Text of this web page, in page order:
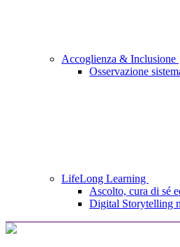
Accoglienza & Inclusione
Osservazione
LifeLong Learning
Ascolto, cura di sé
Digital Storytelling